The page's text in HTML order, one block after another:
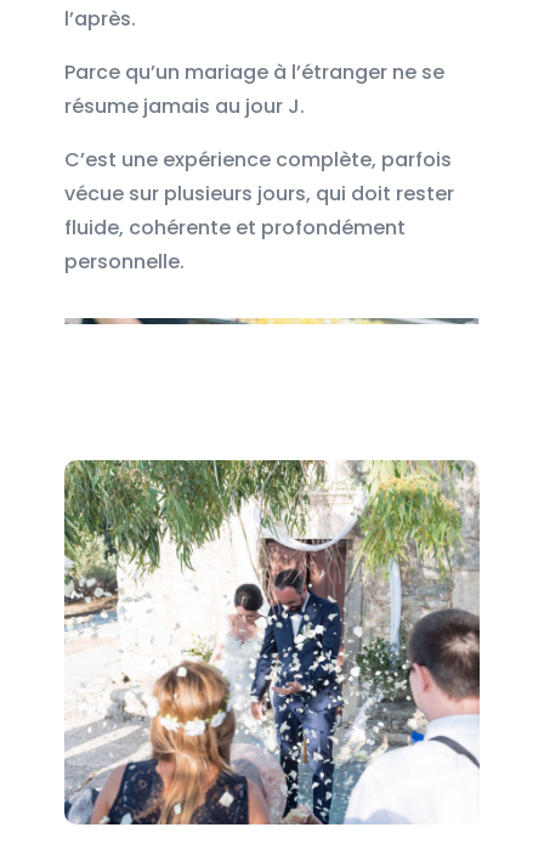
l’après.
Parce qu’un mariage à l’étranger ne se
résume jamais au jour J.
C’est une expérience complète, parfois
vécue sur plusieurs jours, qui doit rester
fluide, cohérente et profondément
personnelle.